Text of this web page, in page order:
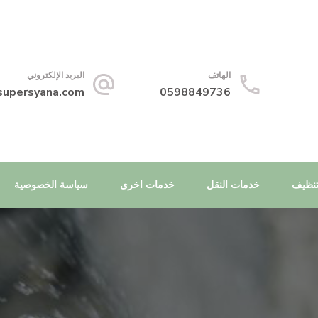
الهاتف
0598849736
البريد الإلكتروني
خدمات النقل خدمات اخرى سياسة الخصوصية